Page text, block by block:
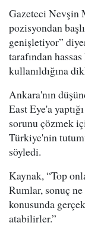
Gazeteci Nevşin
pozisyondan
genişletiyor”
tarafından
kullanıldığına
Ankara'nın
East Eye'a
sorunu çözmek
Türkiye'nin
söyledi.
Kaynak, “Top
Rumlar, sonuç
konusunda
atabilirler.”